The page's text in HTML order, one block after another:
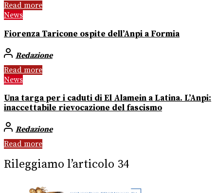
Read more
News
Fiorenza Taricone ospite dell’Anpi a Formia
Redazione
Read more
News
Una targa per i caduti di El Alamein a Latina. L’Anpi:
inaccettabile rievocazione del fascismo
Redazione
Read more
Rileggiamo l’articolo 34